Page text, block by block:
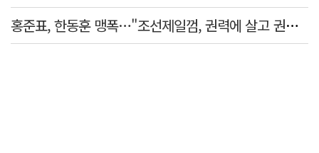
홍준표, 한동훈 맹폭…"조선제일껌, 권력에 살고 권력에 죽었다"